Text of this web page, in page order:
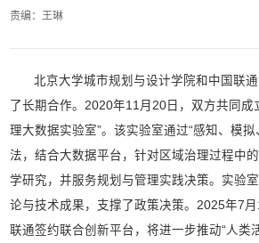
责编：王琳
北京大学城市规划与设计学院和中国联
了长期合作。2020年11月20日，双方共同成
理大数据实验室”。该实验室通过“感知、模
法，结合大数据平台，针对区域治理过程中
学研究，并服务规划与管理实践决策。实验
论与技术成果，支撑了政策决策。2025年7
联通签约联合创新平台，将进一步推动“人类